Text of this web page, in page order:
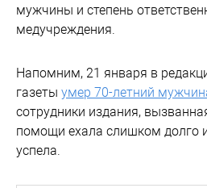
мужчины и степень
медучреждения.
Напомним, 21 января в
газеты умер 70-летний
сотрудники издания,
помощи ехала слишком долго
успела.